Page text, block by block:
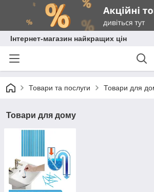
Інтернет-магазин найкращих цін
Товари та послуги Товари для
Товари для дому